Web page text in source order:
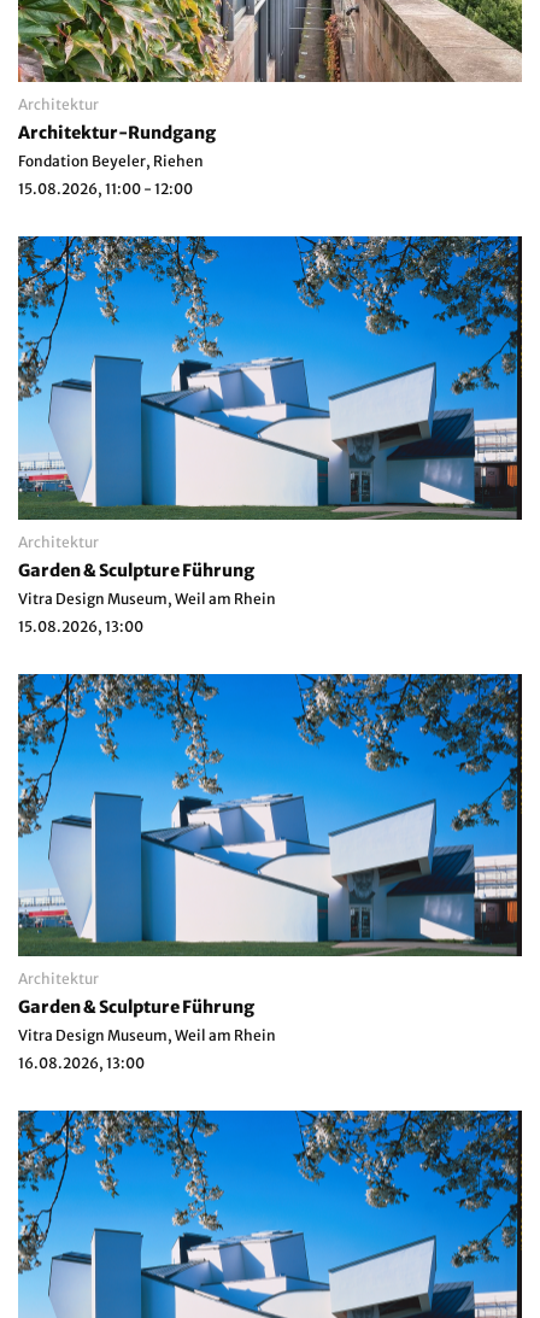
Architektur
Architektur-Rundgang
Fondation Beyeler, Riehen
15.08.2026, 11:00 - 12:00
Architektur
Garden & Sculpture Führung
Vitra Design Museum, Weil am Rhein
15.08.2026, 13:00
Architektur
Garden & Sculpture Führung
Vitra Design Museum, Weil am Rhein
16.08.2026, 13:00